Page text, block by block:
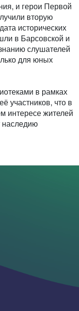
и герои Первой
вторую
исторических
в Барсовской и
слушателей
для юных
в рамках
участников, что в
интересе жителей
наследию